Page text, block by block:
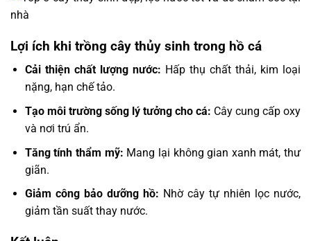
Lợi ích khi trồng cây thủy sinh trong hồ cá
Cải thiện chất lượng nước: Hấp thụ chất thải, kim loại
nặng, hạn chế tảo.
Tạo môi trường sống lý tưởng cho cá: Cây cung cấp oxy
và nơi trú ẩn.
Tăng tính thẩm mỹ: Mang lại không gian xanh mát, thư
giãn.
Giảm công bảo dưỡng hồ: Nhờ cây tự nhiên lọc nước,
giảm tần suất thay nước.